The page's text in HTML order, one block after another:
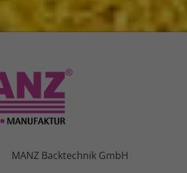
MANZ Backtechnik GmbH